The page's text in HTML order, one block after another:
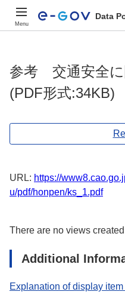
Menu
Data
参考 交通安全に
(PDF形式:34KB)
URL: https://
u/pdf/honpen/ks_1.pdf
There are no views
Additional
Explanation of display